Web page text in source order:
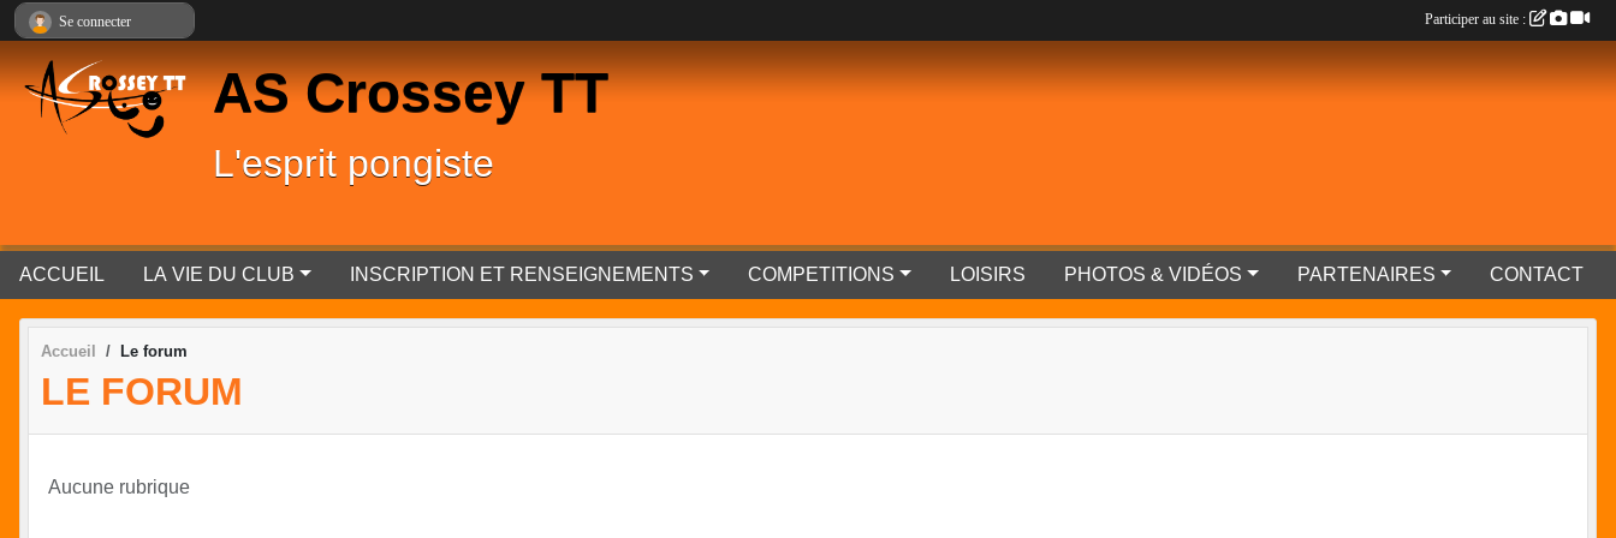
AS Crossey TT
L'esprit pongiste
ACCUEIL LA VIE DU CLUB INSCRIPTION ET RENSEIGNEMENTS COMPETITIONS LOISIRS PHOTOS & VIDÉOS PARTENAIRES CONTACT
Accueil Le forum
LE FORUM
Aucune rubrique
Se connecter Participer au site :
Panneau de gestion des cookies